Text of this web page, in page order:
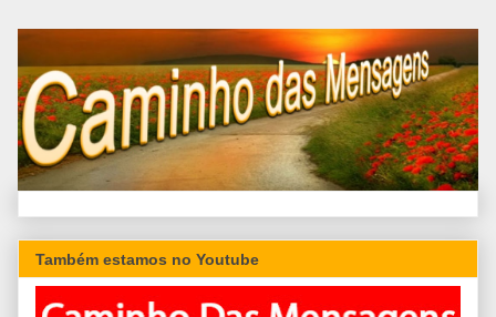
Também estamos no Youtube